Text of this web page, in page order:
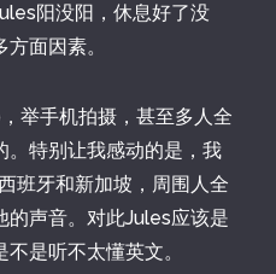
阳没阳，休息好了没
面因素。
举手机拍摄，甚至多人全
。特别让我感动的是，我
班牙和新加坡，周围人全
的声音。对此Jules应该是
是听不太懂英文。